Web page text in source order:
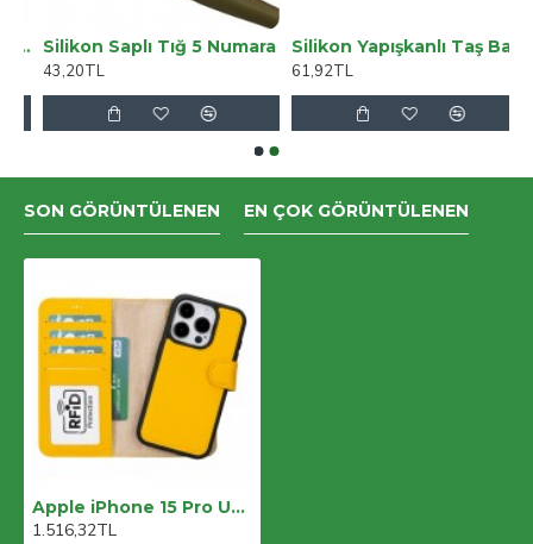
Silikon Saplı Tığ 5 Numara
43,20TL
Silikon Yapışkanlı Taş Bakır 1 Metre 1 Cm 1 Metre
61,92TL
SON GÖRÜNTÜLENEN EN ÇOK GÖRÜNTÜLENEN
Apple iPhone 15 Pro Uyumlu Deri Cüzdanlı Kılıf MWWN FL12 Sarı
1.516,32TL